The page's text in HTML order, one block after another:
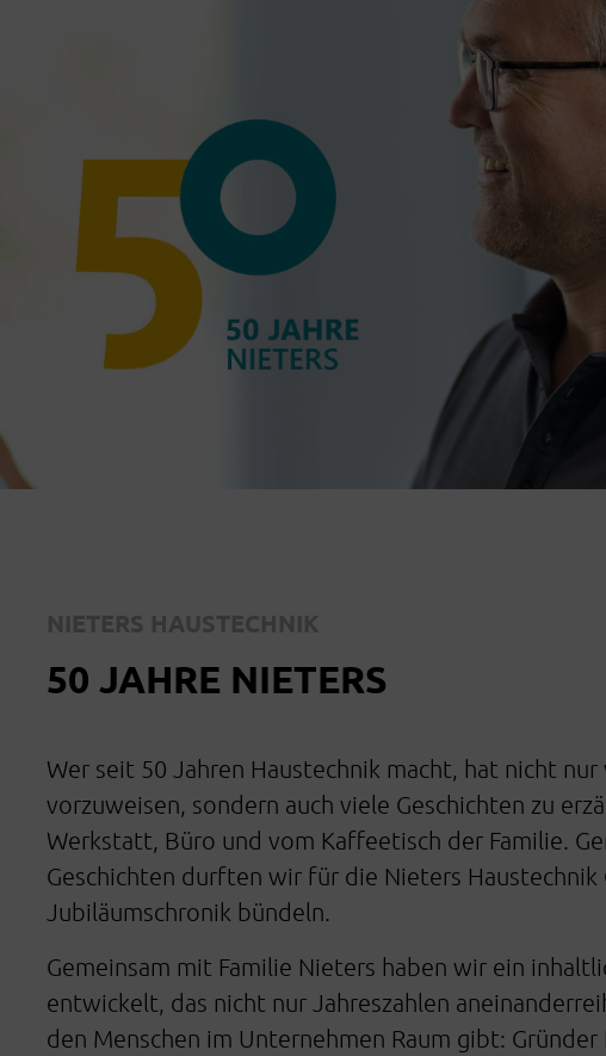
50 JAHRE NIETERS
Wer seit 50 Jahren Haustechnik macht, hat nicht
vorzuweisen, sondern auch viele Geschichten zu
Werkstatt, Büro und vom Kaffeetisch der Familie.
Geschichten durften wir für die Nieters Haustechnik
Jubiläumschronik bündeln.
Gemeinsam mit Familie Nieters haben wir ein
entwickelt, das nicht nur Jahreszahlen
den Menschen im Unternehmen Raum gibt: Gründer